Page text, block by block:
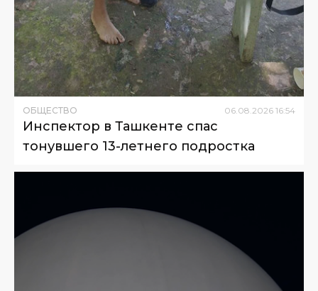
ОБЩЕСТВО 06.08.2026 16:54
Инспектор в Ташкенте спас
тонувшего 13-летнего подростка